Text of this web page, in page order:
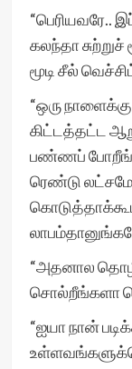
“பெரியவரே..
கலந்தா
மூடி சீல்
“ஒரு
கிட்டத்தட்ட
பண்ணப்
ரெண்டு
“அதனால
சொல்றீங்களா
“ஐயா நான்